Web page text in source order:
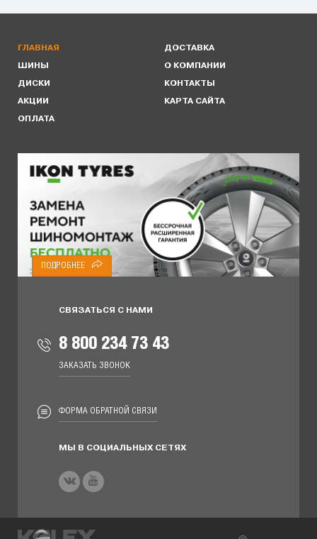
ГЛАВНАЯ
ШИНЫ
ДИСКИ
АКЦИИ
ОПЛАТА
ДОСТАВКА
О КОМПАНИИ
КОНТАКТЫ
КАРТА САЙТА
ПОДРОБНЕЕ
СВЯЗАТЬСЯ С НАМИ
8 800 234 73 43
ЗАКАЗАТЬ ЗВОНОК
ФОРМА ОБРАТНОЙ СВЯЗИ
МЫ В СОЦИАЛЬНЫХ СЕТЯХ